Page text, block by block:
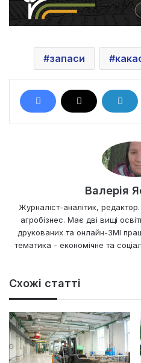
запаси
Валерія
Журналіст-аналітик,
агробізнес. Має дві вищі
друкованих та онлайн-ЗМІ
тематика - економічне та
Схожі статті